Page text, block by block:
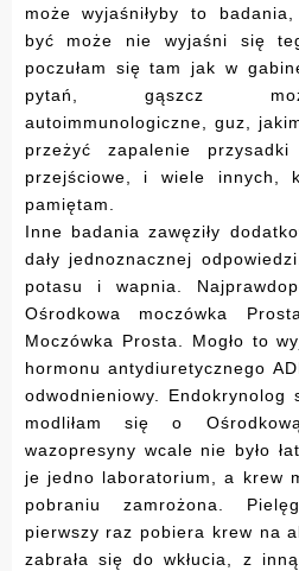
może wyjaśniłyby to
być może nie wyjaśni się
poczułam się tam jak w
pytań, gąszcz
autoimmunologiczne, guz,
przeżyć zapalenie
przejściowe, i wiele innych,
pamiętam.
Inne badania zawęziły
dały jednoznacznej
potasu i wapnia.
Ośrodkowa moczówka
Moczówka Prosta. Mogło to
hormonu antydiuretycznego
odwodnieniowy. Endokrynolog
modliłam się o
wazopresyny wcale nie było
je jedno laboratorium, a krew
pobraniu zamrożona.
pierwszy raz pobiera krew na
zabrała się do wkłucia, z